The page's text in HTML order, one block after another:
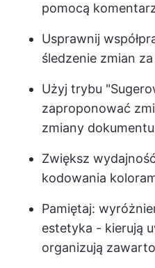
pomocą
Usprawnij
śledzenie zmian
Użyj trybu
zaproponować
zmiany dokumentu
Zwiększ
kodowania
Pamiętaj:
estetyka - kierują
organizują